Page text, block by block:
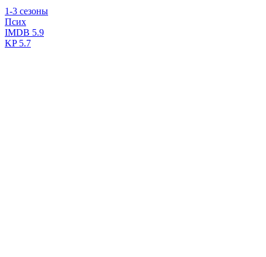
1-3 сезоны
Псих
IMDB 5.9
KP5.7